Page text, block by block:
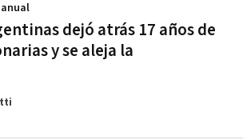
dejó atrás 17 años de
y se aleja la